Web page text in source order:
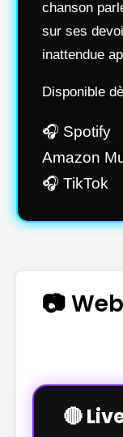
chanson
sur ses
inattendue
Disponible
🎧
Amazon
🎧 TikTok
📷
🔴